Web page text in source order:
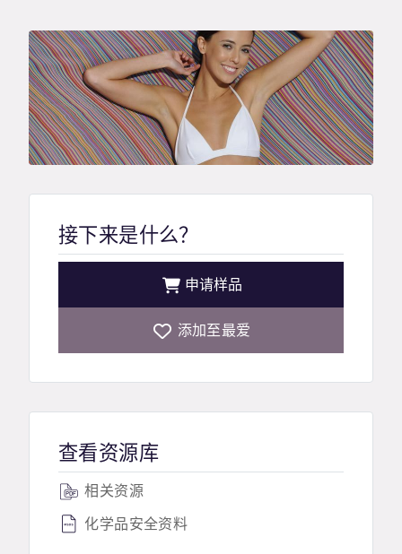
接下来是什么？
申请样品
添加至最爱
查看资源库
相关资源
化学品安全资料